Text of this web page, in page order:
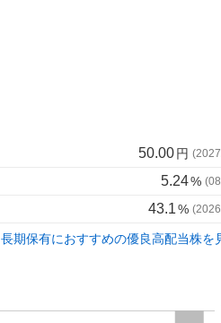
50.00円 (
5.24% (
43.1% (
長期保有におすすめの優良高配当株を